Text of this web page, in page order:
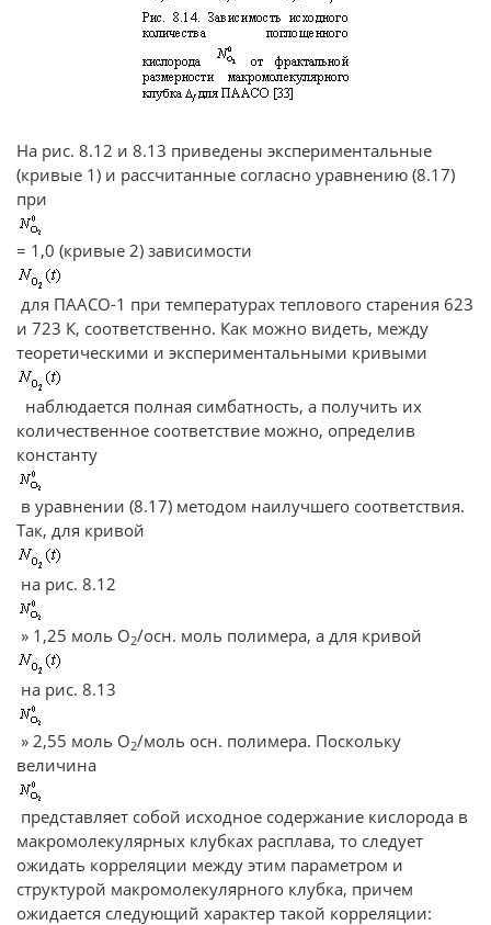
На рис. 8.12 и 8.13 приведены экспериментальные
(кривые 1) и рассчитанные согласно уравнению (8.17)
при
= 1,0 (кривые 2) зависимости
для ПААСО-1 при температурах теплового старения 623
и 723 К, соответственно. Как можно видеть, между
теоретическими и экспериментальными кривыми
наблюдается полная симбатность, а получить их
количественное соответствие можно, определив
константу
в уравнении (8.17) методом наилучшего соответствия.
Так, для кривой
на рис. 8.12
» 1,25 моль О2/осн. моль полимера, а для кривой
на рис. 8.13
» 2,55 моль О2/моль осн. полимера. Поскольку
величина
представляет собой исходное содержание кислорода в
макромолекулярных клубках расплава, то следует
ожидать корреляции между этим параметром и
структурой макромолекулярного клубка, причем
ожидается следующий характер такой корреляции: